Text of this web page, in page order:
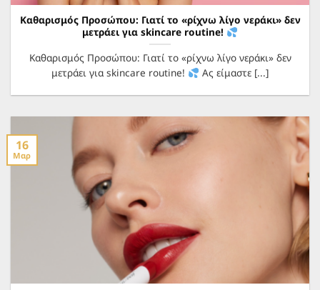
Καθαρισμός Προσώπου: Γιατί το «ρίχνω λίγο νεράκι» δεν
μετράει για skincare routine!
Καθαρισμός Προσώπου: Γιατί το «ρίχνω λίγο νεράκι» δεν
μετράει για skincare routine!
Ας είμαστε [...]
16
Μαρ